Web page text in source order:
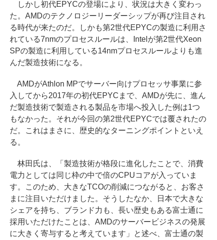
しかし初代EPYCの登場により、状況は大きく変わっ
た。AMDのテクノロジーリーダーシップが再び注目され
る時代が来たのだ。しかも第2世代EPYCの製造に利用さ
れている7nmのプロセスルールは、Intelが第2世代Xeon
SPの製造に利用している14nmプロセスルールよりも進
んだ製造技術になる。
AMDがAthlon MPでサーバー向けプロセッサ事業に参
入してから2017年の初代EPYCまで、AMDが先に、進ん
だ製造技術で製造される製品を市場へ投入した例は1つ
もなかった。それが今回の第2世代EPYCでは覆されたの
だ。これはまさに、歴史的なターニングポイントといえ
る。
林田氏は、「製造技術が格段に進化したことで、消費
電力としては同じ枠の中で倍のCPUコアが入っていま
す。このため、大きなTCOの削減につながると、お客さ
まに注目いただけました。そうしたなか、日本で大きな
シェアを持ち、ブランド力も、長い歴史もある富士通に
採用いただけたことは、AMDのサーバービジネスの発展
に大きく寄与すると考えています」と述べ、富士通の製